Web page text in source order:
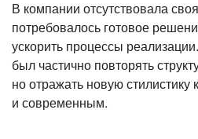
В компании отсутствовала
потребовалось готовое
ускорить процессы
был частично повторять
но отражать новую
и современным.